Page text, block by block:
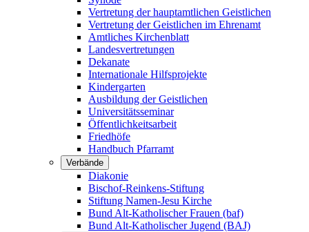
Vertretung der hauptamtlichen Geistlichen
Vertretung der Geistlichen im Ehrenamt
Amtliches Kirchenblatt
Landesvertretungen
Dekanate
Internationale Hilfsprojekte
Kindergarten
Ausbildung der Geistlichen
Universitätsseminar
Öffentlichkeitsarbeit
Friedhöfe
Handbuch Pfarramt
Verbände
Diakonie
Bischof-Reinkens-Stiftung
Stiftung Namen-Jesu Kirche
Bund Alt-Katholischer Frauen (baf)
Bund Alt-Katholischer Jugend (BAJ)